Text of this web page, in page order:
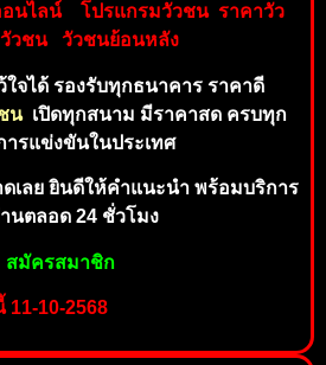
นไลน์ โปรแกรมวัวชน ราคาวัว
วชน วัวชนย้อนหลัง
จได้ รองรับทุกธนาคาร ราคาดี
น เปิดทุกสนาม มีราคาสด ครบทุก
ารแข่งขันในประเทศ
เลย ยินดีให้คำแนะนำ พร้อมบริการ
นตลอด 24 ชั่วโมง
สมัครสมาชิก